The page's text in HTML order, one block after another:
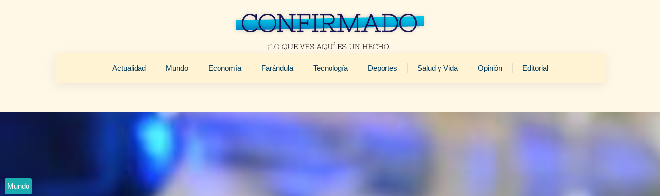
Actualidad Mundo Economía Farándula Tecnología Deportes Salud y Vida Opinión Editorial
Mundo